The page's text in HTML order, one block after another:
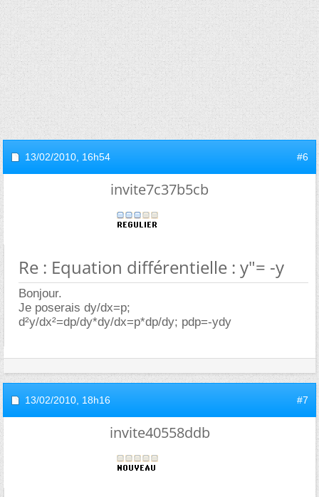
13/02/2010, 16h54 #6
invite7c37b5cb
Re : Equation différentielle : y"= -y
Bonjour.
Je poserais dy/dx=p;
d²y/dx²=dp/dy*dy/dx=p*dp/dy; pdp=-ydy
13/02/2010, 18h16 #7
invite40558ddb